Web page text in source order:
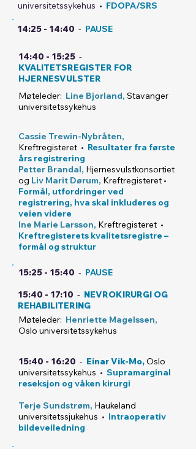
universitetssykehus • FDOPA/SRS
14:25 - 14:40 - PAUSE
14:40 - 15:25 -
KVALITETSREGISTER FOR
HJERNESVULSTER
Møteleder: Line Bjorland, Stavanger
universitetssykehus
Cassie Trewin-Nybråten,
Kreftregisteret • Resultater fra første
års registrering
Petter Brandal, Hjernesvulstkonsortiet
og Liv Marit Dørum, Kreftregisteret •
Formål, utfordringer ved
registrering, hva skal inkluderes og
veien videre
Ine Marie Larsson, Kreftregisteret •
Kreftregisterets kvalitetsregistre –
formål og struktur
15:25 - 15:40 - PAUSE
15:40 - 17:10 - NEVROKIRURGI OG
REHABILITERING
Møteleder: Henriette Magelssen,
Oslo universitetssykehus
15:40 - 16:20 - Einar Vik-Mo,Oslo
universitetssykehus • Supramarginal
reseksjon og våken kirurgi
Terje Sundstrøm, Haukeland
universitetssjukehus • Intraoperativ
bildeveiledning